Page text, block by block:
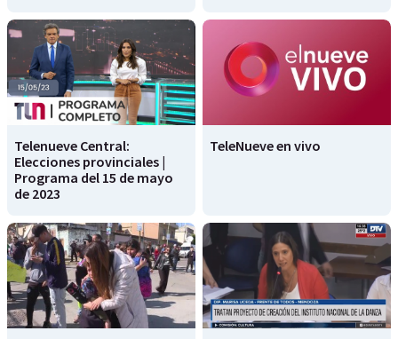
Telenueve Central:
Elecciones provinciales |
Programa del 15 de mayo
de 2023
TeleNueve en vivo